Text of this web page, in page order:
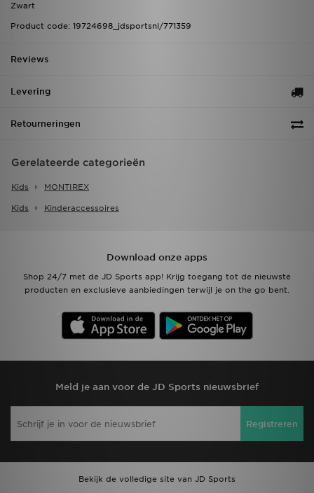
Zwart
Product code: 19724698_jdsportsnl/771359
Reviews
Levering
Retourneringen
Gerelateerde categorieën
Kids MONTIREX
Kids Kinderaccessoires
Download onze apps
Shop 24/7 met de JD Sports app! Krijg toegang tot de nieuwste
producten en exclusieve aanbiedingen terwijl je on the go bent.
Meld je aan voor de JD Sports nieuwsbrief
Registreren
Bekijk de volledige site van JD Sports